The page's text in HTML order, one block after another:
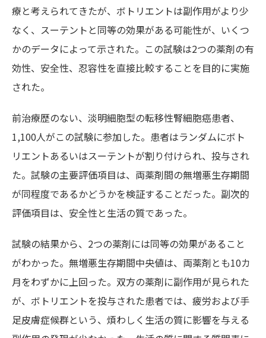
療と考えられてきたが、ボトリエントは副作用がより少
なく、スーテントと同等の効果がある可能性が、いくつ
かのデータによって示された。この試験は2つの薬剤の有
効性、安全性、忍容性を直接比較することを目的に実施
された。
前治療歴のない、淡明細胞型の転移性腎細胞癌患者、
1,100人がこの試験に参加した。患者はランダムにボト
リエントあるいはスーテントが割り付けられ、投与され
た。試験の主要評価項目は、両薬剤間の無増悪生存期間
が同程度であるかどうかを検証することだった。副次的
評価項目は、安全性と生活の質であった。
試験の結果から、2つの薬剤には同等の効果があること
がわかった。無増悪生存期間中央値は、両薬剤とも10カ
月をわずかに上回った。双方の薬剤に副作用が見られた
が、ボトリエントを投与された患者では、疲労および手
足皮膚症候群という、煩わしく生活の質に影響を与える